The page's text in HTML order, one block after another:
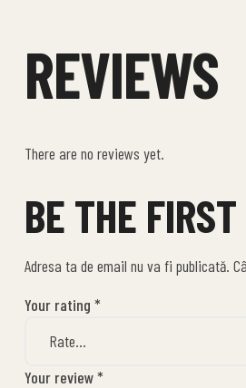
REVIEWS
There are no reviews yet.
BE THE
Adresa ta de email nu va fi publicată.
Your rating *
Your review*